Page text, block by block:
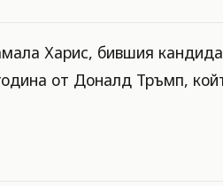
Харис, бившия
от Доналд Тръмп,